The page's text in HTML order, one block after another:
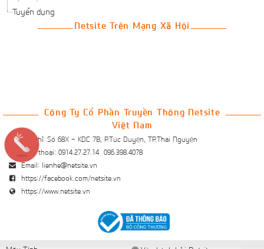
Tuyển dụng
Netsite Trên Mạng Xã Hội
Công Ty Cổ Phần Truyền Thông Netsite
Việt Nam
Địa chỉ: Số 68X - KDC 7B, P.Túc Duyên, TP.Thái Nguyên
Điện thoại: 0914.27.27.14 096.398.4078
Email: lienhe@netsite.vn
https://facebook.com/netsite.vn
https://www.netsite.vn